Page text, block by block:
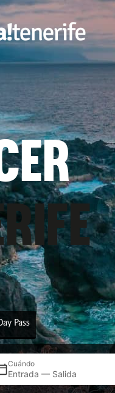
Pass
Cuándo
Entrada — Salida